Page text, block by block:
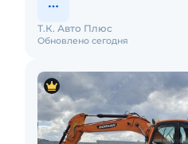
Обновлено сегодня
Т.К. Авто Плюс